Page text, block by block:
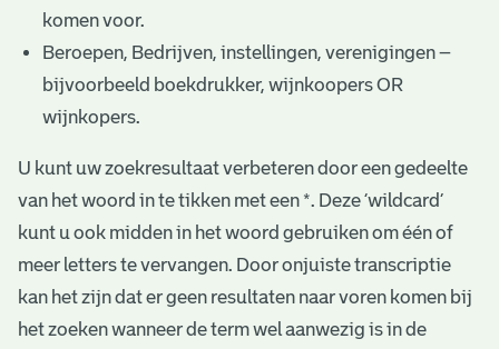
komen voor.
Beroepen, Bedrijven, instellingen, verenigingen –
bijvoorbeeld boekdrukker, wijnkoopers OR
wijnkopers.
U kunt uw zoekresultaat verbeteren door een gedeelte
van het woord in te tikken met een *. Deze ‘wildcard’
kunt u ook midden in het woord gebruiken om één of
meer letters te vervangen. Door onjuiste transcriptie
kan het zijn dat er geen resultaten naar voren komen bij
het zoeken wanneer de term wel aanwezig is in de